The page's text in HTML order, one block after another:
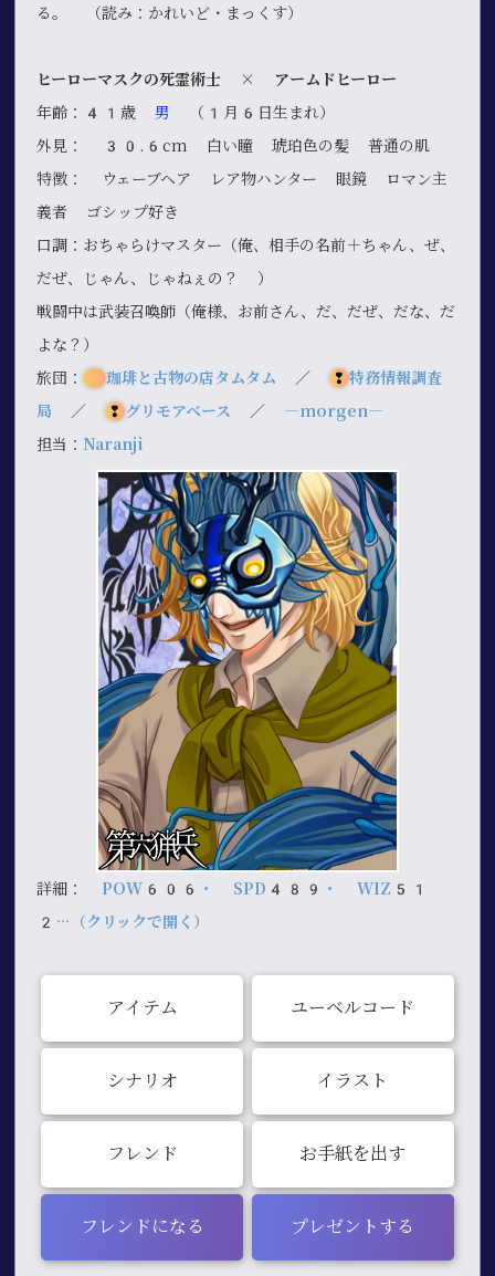
る。 （読み：かれいど・まっくす）
ヒーローマスクの死霊術士 × アームドヒーロー
年齢：41歳男
（1月6日生まれ）
外見： 30.6cm 白い瞳 琥珀色の髪 普通の肌
特徴： ウェーブヘア レア物ハンター 眼鏡 ロマン主
義者 ゴシップ好き
口調：おちゃらけマスター（俺、相手の名前＋ちゃん、ぜ、
だぜ、じゃん、じゃねぇの？ ）
戦闘中は武装召喚師（俺様、お前さん、だ、だぜ、だな、だ
よな？）
旅団：
珈琲と古物の店タムタム ／ ❢ 特務情報調査
局 ／ ❢ グリモアベース ／ ―morgen―
担当： Naranji
詳細： POW606・ SPD489・ WIZ51
2…（クリックで開く）
アイテム ユーベルコード
シナリオ イラスト
フレンド お手紙を出す
フレンドになる プレゼントする